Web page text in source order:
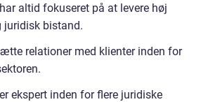
altid fokuseret på at levere høj
juridisk bistand.
relationer med klienter inden for
ekspert inden for flere juridiske